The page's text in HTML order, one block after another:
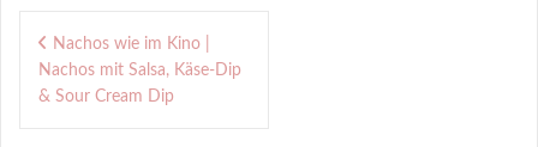
Beitragsnavigation
Nachos wie im Kino |
Nachos mit Salsa, Käse-Dip
& Sour Cream Dip